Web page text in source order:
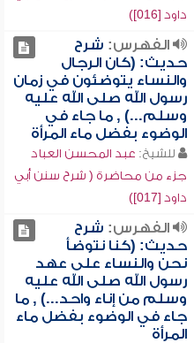
داود [016])
الفهرس: شرح
حديث: (كان الرجال
والنساء يتوضئون في زمان
رسول الله صلى الله عليه
وسلم...) , ما جاء في
الوضوء بفضل ماء المرأة
للشيخ: عبد المحسن العباد
جزء من محاضرة ( شرح سنن أبي
داود [017])
الفهرس: شرح
حديث: (كنا نتوضأ
نحن والنساء على عهد
رسول الله صلى الله عليه
وسلم من إناء واحد...) , ما
جاء في الوضوء بفضل ماء
المرأة